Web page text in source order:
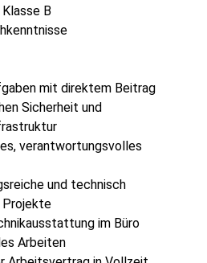
B
mit direktem Beitrag
Sicherheit und
verantwortungsvolles
und technisch
im Büro
Arbeiten